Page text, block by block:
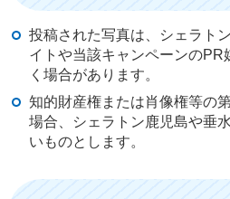
投稿された写真は、シェラト
イトや当該キャンペーンのPR
く場合があります。
知的財産権または肖像権等の
場合、シェラトン鹿児島や垂
いものとします。